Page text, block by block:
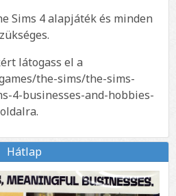
Sims 4 alapjáték és minden
látogass el a
the-sims/the-sims-
4-businesses-and-hobbies-
Hátlap